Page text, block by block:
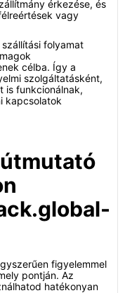
érkezése, és
vagy
folyamat
célba. Így a
szolgáltatásként,
is funkcionálnak,
kapcsolatok
figyelemmel
pontján. Az
hatékonyan